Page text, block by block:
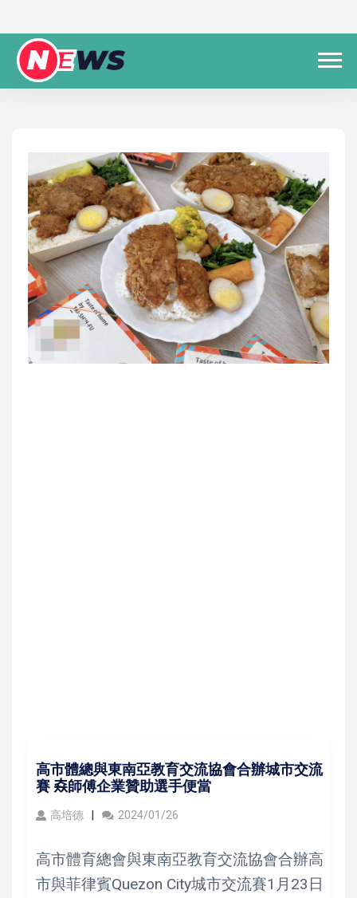
高市體總與東南亞教育交流協會合辦城市交流
賽 𡘙師傅企業贊助選手便當
高培德 2024/01/26
高市體育總會與東南亞教育交流協會合辦高
市與菲律賓Quezon City城市交流賽1月23日